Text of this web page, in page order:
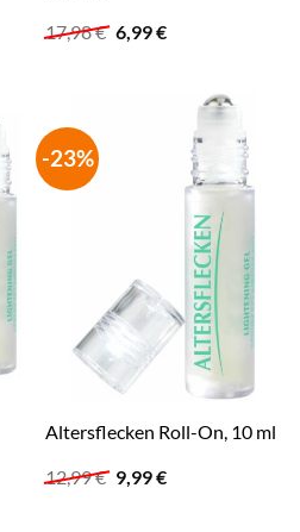
17,98€ Ursprünglicher
Preis
6,99€Aktueller
-23%
Altersflecken Roll-On, 10 ml
12,99€ Ursprünglicher
Preis
9,99€Aktueller